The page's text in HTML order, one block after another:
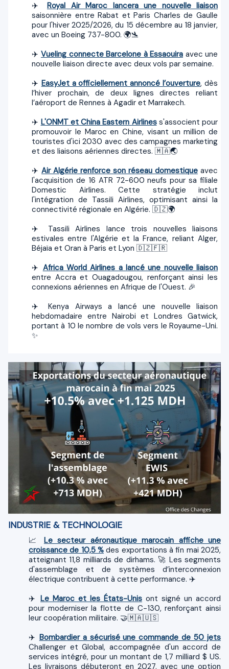
Royal Air Maroc lancera une nouvelle liaison
saisonnière entre Rabat et Paris Charles de Gaulle
pour l'hiver 2025/2026, du 15 décembre au 18 janvier,
avec un Boeing 737-800. 🌍🛬
✈️ Vueling connecte Barcelone à Essaouira avec une
nouvelle liaison directe avec deux vols par semaine.
✈️ EasyJet a officiellement annoncé l’ouverture, dès
l’hiver prochain, de deux lignes directes reliant
l’aéroport de Rennes à Agadir et Marrakech.
✈️ L'ONMT et China Eastern Airliness'associent pour
promouvoir le Maroc en Chine, visant un million de
touristes d'ici 2030 avec des campagnes marketing
et des liaisons aériennes directes. 🇲🇦🌏
✈️ Air Algérie renforce son réseau domestique avec
l'acquisition de 16 ATR 72-600 neufs pour sa filiale
Domestic Airlines. Cette stratégie inclut
l'intégration de Tassili Airlines, optimisant ainsi la
connectivité régionale en Algérie. 🇩🇿🌍
✈️ Tassili Airlines lance trois nouvelles liaisons
estivales entre l'Algérie et la France, reliant Alger,
Béjaïa et Oran à Paris et Lyon 🇩🇿🇫🇷
✈️ Africa World Airlines a lancé une nouvelle liaison
entre Accra et Ouagadougou, renforçant ainsi les
connexions aériennes en Afrique de l'Ouest. 🎉
✈️ Kenya Airways a lancé une nouvelle liaison
hebdomadaire entre Nairobi et Londres Gatwick,
portant à 10 le nombre de vols vers le Royaume-Uni.
✨
INDUSTRIE & TECHNOLOGIE
Le secteur aéronautique marocain affiche une
croissance de 10,5 % des exportations à fin mai 2025,
atteignant 11,8 milliards de dirhams. 🚀 Les segments
d'assemblage et de systèmes d’interconnexion
électrique contribuent à cette performance. ✈️
✈️ Le Maroc et les États-Unis ont signé un accord
pour moderniser la flotte de C-130, renforçant ainsi
leur coopération militaire. 🤝🇲🇦🇺🇸
✈️ Bombardier a sécurisé une commande de 50 jets
Challenger et Global, accompagnée d'un accord de
services intégré, pour un montant de 1,7 milliard $ US.
Les livraisons débuteront en 2027, avec une option